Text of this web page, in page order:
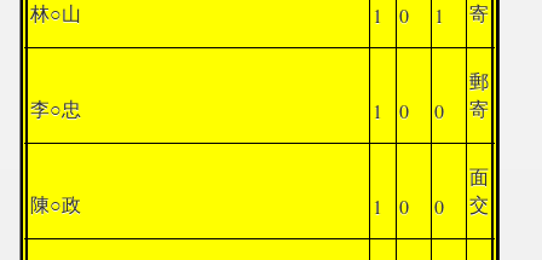
林○山 1 0 1
寄
李○忠 1 0 0
郵
寄
陳○政 1 0 0
面
交